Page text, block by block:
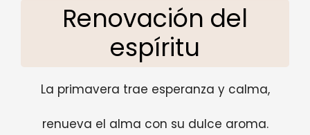
Renovación del
espíritu
La primavera trae esperanza y calma,
renueva el alma con su dulce aroma.